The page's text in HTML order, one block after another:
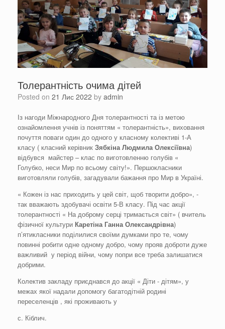
Толерантність очима дітей
Posted on 21 Лис 2022 by admin
Із нагоди Міжнародного Дня толерантності та із метою
ознайомлення учнів із поняттям « толерантність», виховання
почуття поваги один до одного у класному колективі 1-А
класу ( класний керівник Зябкіна Людмила Олексіївна)
відбувся майстер – клас по виготовленню голубів «
Голубко, неси Мир по всьому світу!». Першокласники
виготовляли голубів, загадували бажання про Мир в Україні.
« Кожен із нас приходить у цей світ, щоб творити добро», -
так вважають здобувачі освіти 5-В класу. Під час акції
толерантності « На доброму серці тримається світ» ( вчитель
фізичної культури Каретіна Ганна Олександрівна)
п’ятикласники поділилися своїми думками про те, чому
повинні робити одне одному добро, чому прояв доброти дуже
важливий у період війни, чому попри все треба залишатися
добрими.
Колектив закладу приєднався до акції « Діти - дітям», у
межах якої надали допомогу багатодітній родині
переселенців , які проживають у
с. Кіблич.